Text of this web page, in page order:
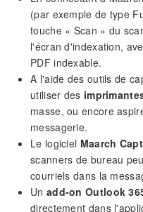
(par exemple de type
touche « Scan » du
l'écran d'indexation,
PDF indexable.
A l'aide des outils de
utiliser des
masse, ou encore
messagerie.
Le logiciel Maarch
scanners de bureau
courriels dans la
Un add-on Outlook
directement dans